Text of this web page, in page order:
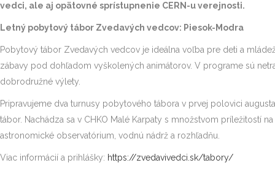
vedci, ale aj opätovné sprístupnenie CERN-u verejnosti.
Letný pobytový tábor Zvedavých vedcov: Piesok-Modra
Pobytový tábor Zvedavých vedcov je ideálna voľba pre deti a
zábavy pod dohľadom vyškolených animátorov. V programe sú
dobrodružné výlety.
Pripravujeme dva turnusy pobytového tábora v prvej polovici
tábor. Nachádza sa v CHKO Malé Karpaty s množstvom príležitostí
astronomické observatórium, vodnú nádrž a rozhľadňu.
Viac informácií a prihlášky: https://zvedavivedci.sk/tabory/